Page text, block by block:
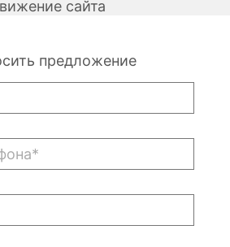
сайта
предложение